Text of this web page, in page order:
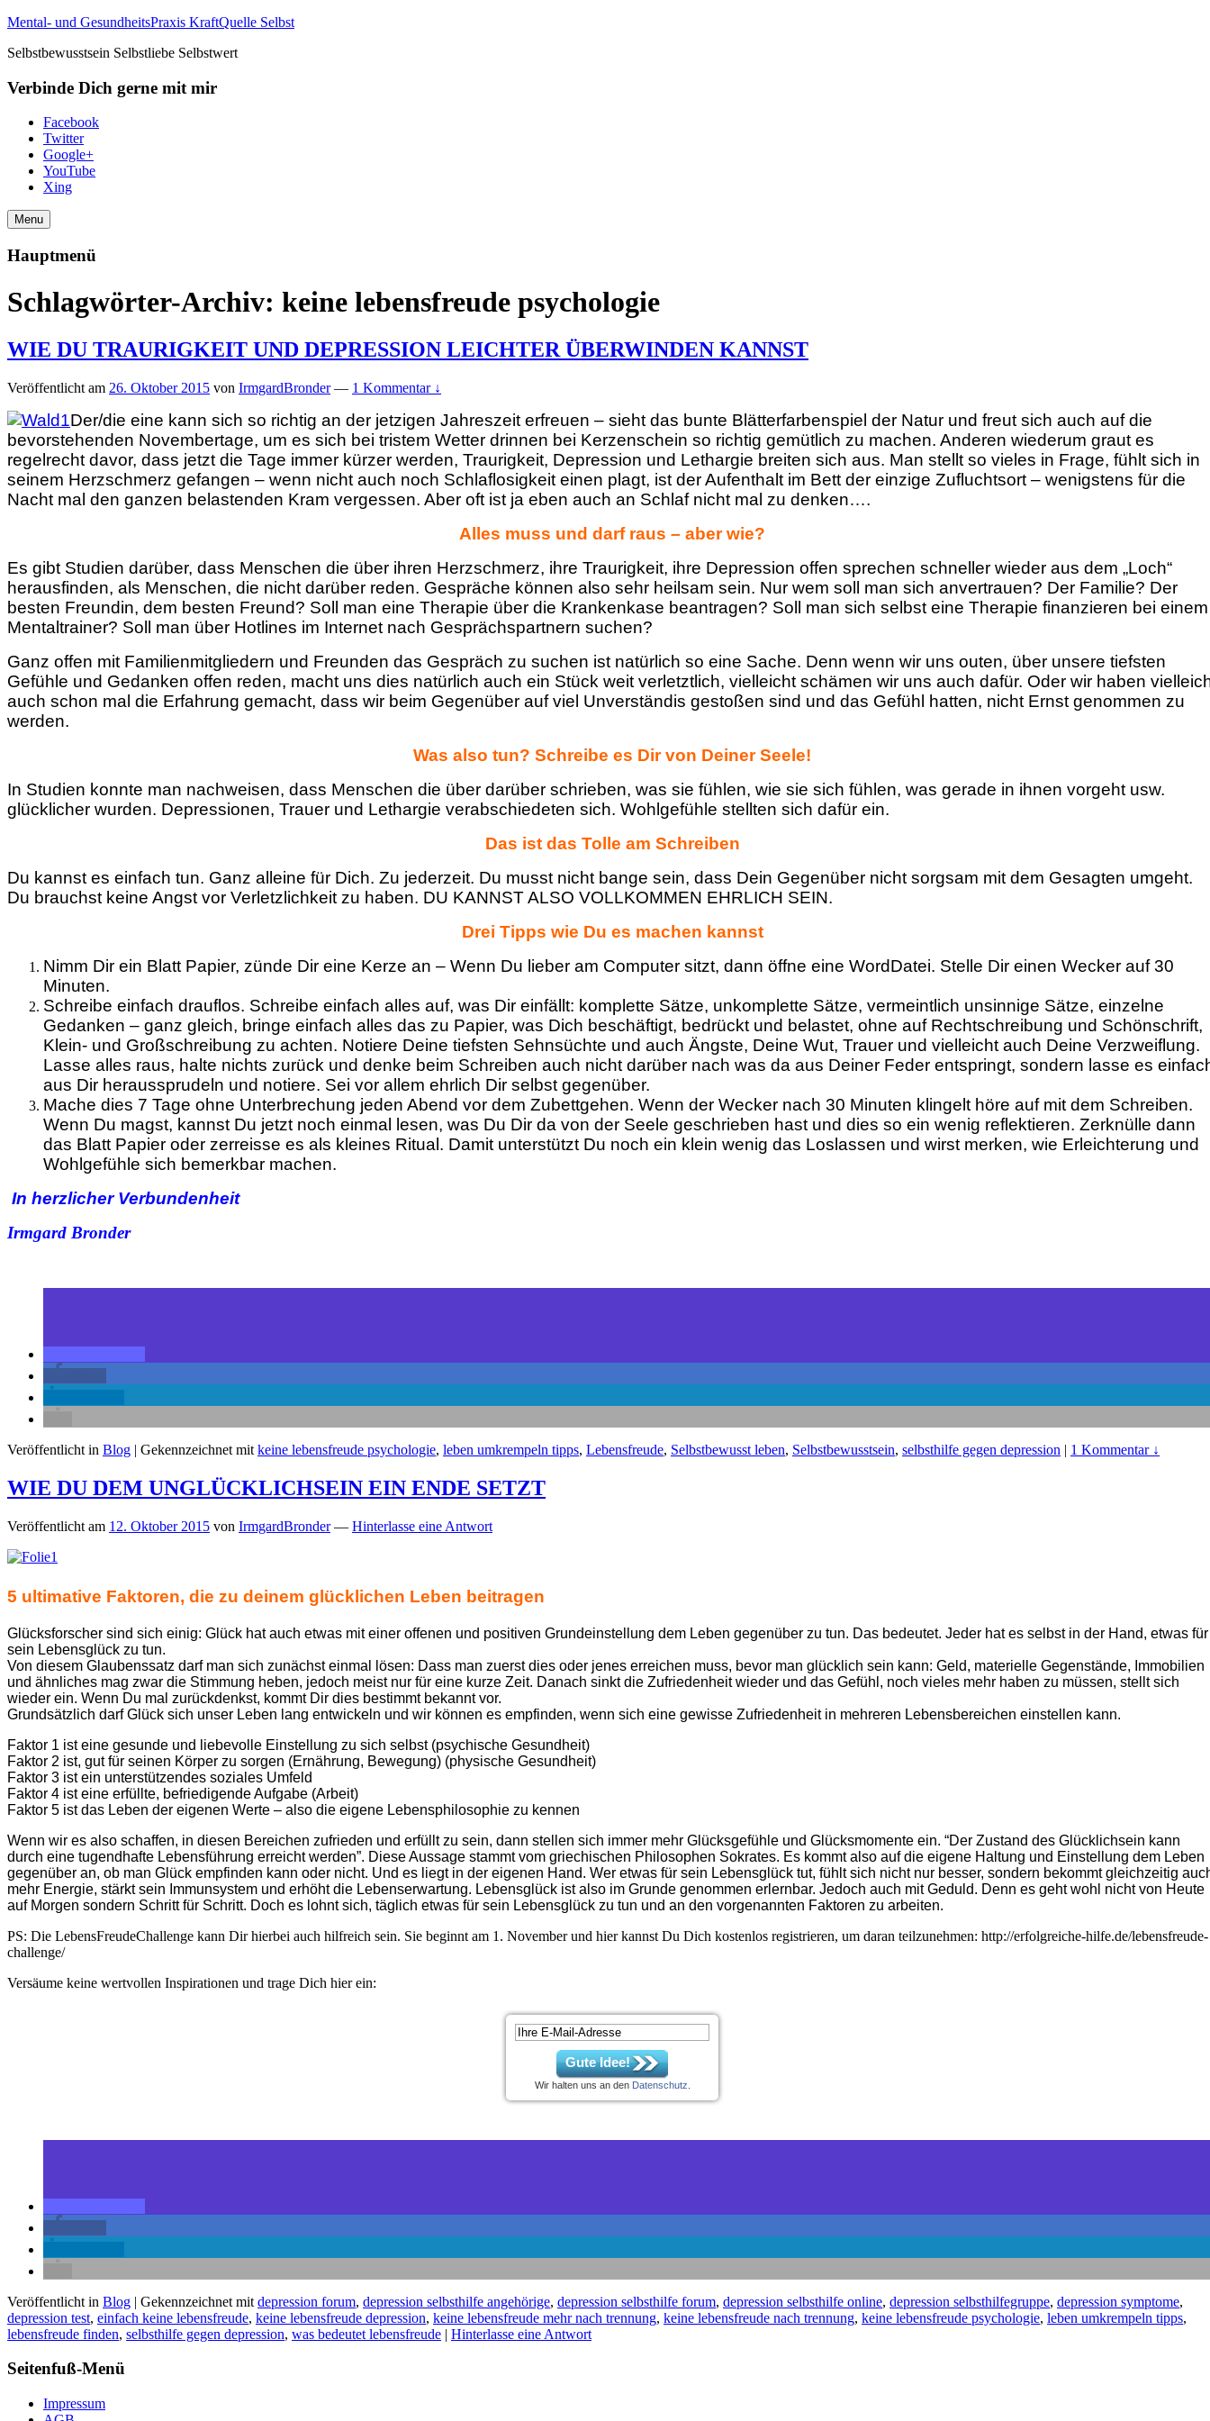
Mental- und GesundheitsPraxis KraftQuelle Selbst
Selbstbewusstsein Selbstliebe Selbstwert
Verbinde Dich gerne mit mir
Facebook
Twitter
Google+
YouTube
Xing
Menu
Hauptmenü
Schlagwörter-Archiv: keine lebensfreude psychologie
WIE DU TRAURIGKEIT UND DEPRESSION LEICHTER ÜBERWINDEN KANNST
Veröffentlicht am 26. Oktober 2015 von IrmgardBronder — 1 Kommentar ↓
Der/die eine kann sich so richtig an der jetzigen Jahreszeit erfreuen – sieht das bunte Blätterfarbenspiel der Natur und freut sich auch auf die
bevorstehenden Novembertage, um es sich bei tristem Wetter drinnen bei Kerzenschein so richtig gemütlich zu machen. Anderen wiederum graut es
regelrecht davor, dass jetzt die Tage immer kürzer werden, Traurigkeit, Depression und Lethargie breiten sich aus. Man stellt so vieles in Frage, fühlt sich in
seinem Herzschmerz gefangen – wenn nicht auch noch Schlaflosigkeit einen plagt, ist der Aufenthalt im Bett der einzige Zufluchtsort – wenigstens für die
Nacht mal den ganzen belastenden Kram vergessen. Aber oft ist ja eben auch an Schlaf nicht mal zu denken….
Alles muss und darf raus – aber wie?
Es gibt Studien darüber, dass Menschen die über ihren Herzschmerz, ihre Traurigkeit, ihre Depression offen sprechen schneller wieder aus dem „Loch“
herausfinden, als Menschen, die nicht darüber reden. Gespräche können also sehr heilsam sein. Nur wem soll man sich anvertrauen? Der Familie? Der
besten Freundin, dem besten Freund? Soll man eine Therapie über die Krankenkase beantragen? Soll man sich selbst eine Therapie finanzieren bei einem
Mentaltrainer? Soll man über Hotlines im Internet nach Gesprächspartnern suchen?
Ganz offen mit Familienmitgliedern und Freunden das Gespräch zu suchen ist natürlich so eine Sache. Denn wenn wir uns outen, über unsere tiefsten
Gefühle und Gedanken offen reden, macht uns dies natürlich auch ein Stück weit verletztlich, vielleicht schämen wir uns auch dafür. Oder wir haben
auch schon mal die Erfahrung gemacht, dass wir beim Gegenüber auf viel Unverständis gestoßen sind und das Gefühl hatten, nicht Ernst genommen zu
werden.
Was also tun? Schreibe es Dir von Deiner Seele!
In Studien konnte man nachweisen, dass Menschen die über darüber schrieben, was sie fühlen, wie sie sich fühlen, was gerade in ihnen vorgeht usw.
glücklicher wurden. Depressionen, Trauer und Lethargie verabschiedeten sich. Wohlgefühle stellten sich dafür ein.
Das ist das Tolle am Schreiben
Du kannst es einfach tun. Ganz alleine für Dich. Zu jederzeit. Du musst nicht bange sein, dass Dein Gegenüber nicht sorgsam mit dem Gesagten umgeht.
Du brauchst keine Angst vor Verletzlichkeit zu haben. DU KANNST ALSO VOLLKOMMEN EHRLICH SEIN.
Drei Tipps wie Du es machen kannst
Nimm Dir ein Blatt Papier, zünde Dir eine Kerze an – Wenn Du lieber am Computer sitzt, dann öffne eine WordDatei. Stelle Dir einen Wecker auf 30
Minuten.
Schreibe einfach drauflos. Schreibe einfach alles auf, was Dir einfällt: komplette Sätze, unkomplette Sätze, vermeintlich unsinnige Sätze, einzelne
Gedanken – ganz gleich, bringe einfach alles das zu Papier, was Dich beschäftigt, bedrückt und belastet, ohne auf Rechtschreibung und Schönschrift,
Klein- und Großschreibung zu achten. Notiere Deine tiefsten Sehnsüchte und auch Ängste, Deine Wut, Trauer und vielleicht auch Deine Verzweiflung.
Lasse alles raus, halte nichts zurück und denke beim Schreiben auch nicht darüber nach was da aus Deiner Feder entspringt, sondern lasse es
aus Dir heraussprudeln und notiere. Sei vor allem ehrlich Dir selbst gegenüber.
Mache dies 7 Tage ohne Unterbrechung jeden Abend vor dem Zubettgehen. Wenn der Wecker nach 30 Minuten klingelt höre auf mit dem Schreiben.
Wenn Du magst, kannst Du jetzt noch einmal lesen, was Du Dir da von der Seele geschrieben hast und dies so ein wenig reflektieren. Zerknülle dann
das Blatt Papier oder zerreisse es als kleines Ritual. Damit unterstützt Du noch ein klein wenig das Loslassen und wirst merken, wie Erleichterung und
Wohlgefühle sich bemerkbar machen.
In herzlicher Verbundenheit
Irmgard Bronder
Veröffentlicht in Blog | Gekennzeichnet mit keine lebensfreude psychologie, leben umkrempeln tipps, Lebensfreude, Selbstbewusst leben, Selbstbewusstsein, selbsthilfe gegen depression | 1 Kommentar ↓
WIE DU DEM UNGLÜCKLICHSEIN EIN ENDE SETZT
Veröffentlicht am 12. Oktober 2015 von IrmgardBronder — Hinterlasse eine Antwort
5 ultimative Faktoren, die zu deinem glücklichen Leben beitragen
Glücksforscher sind sich einig: Glück hat auch etwas mit einer offenen und positiven Grundeinstellung dem Leben gegenüber zu tun. Das bedeutet. Jeder hat es selbst in der Hand, etwas für
sein Lebensglück zu tun.
Von diesem Glaubenssatz darf man sich zunächst einmal lösen: Dass man zuerst dies oder jenes erreichen muss, bevor man glücklich sein kann: Geld, materielle Gegenstände, Immobilien
und ähnliches mag zwar die Stimmung heben, jedoch meist nur für eine kurze Zeit. Danach sinkt die Zufriedenheit wieder und das Gefühl, noch vieles mehr haben zu müssen, stellt sich
wieder ein. Wenn Du mal zurückdenkst, kommt Dir dies bestimmt bekannt vor.
Grundsätzlich darf Glück sich unser Leben lang entwickeln und wir können es empfinden, wenn sich eine gewisse Zufriedenheit in mehreren Lebensbereichen einstellen kann.
Faktor 1 ist eine gesunde und liebevolle Einstellung zu sich selbst (psychische Gesundheit)
Faktor 2 ist, gut für seinen Körper zu sorgen (Ernährung, Bewegung) (physische Gesundheit)
Faktor 3 ist ein unterstützendes soziales Umfeld
Faktor 4 ist eine erfüllte, befriedigende Aufgabe (Arbeit)
Faktor 5 ist das Leben der eigenen Werte – also die eigene Lebensphilosophie zu kennen
Wenn wir es also schaffen, in diesen Bereichen zufrieden und erfüllt zu sein, dann stellen sich immer mehr Glücksgefühle und Glücksmomente ein. “Der Zustand des Glücklichsein kann
durch eine tugendhafte Lebensführung erreicht werden”. Diese Aussage stammt vom griechischen Philosophen Sokrates. Es kommt also auf die eigene Haltung und Einstellung dem Leben
gegenüber an, ob man Glück empfinden kann oder nicht. Und es liegt in der eigenen Hand. Wer etwas für sein Lebensglück tut, fühlt sich nicht nur besser, sondern bekommt gleichzeitig
mehr Energie, stärkt sein Immunsystem und erhöht die Lebenserwartung. Lebensglück ist also im Grunde genommen erlernbar. Jedoch auch mit Geduld. Denn es geht wohl nicht von Heute
auf Morgen sondern Schritt für Schritt. Doch es lohnt sich, täglich etwas für sein Lebensglück zu tun und an den vorgenannten Faktoren zu arbeiten.
PS: Die LebensFreudeChallenge kann Dir hierbei auch hilfreich sein. Sie beginnt am 1. November und hier kannst Du Dich kostenlos registrieren, um daran teilzunehmen: http://erfolgreiche-hilfe.de/lebensfreude-
challenge/
Versäume keine wertvollen Inspirationen und trage Dich hier ein:
Gute Idee!
Wir halten uns an den Datenschutz
Veröffentlicht in Blog | Gekennzeichnet mit depression forum, depression selbsthilfe angehörige, depression selbsthilfe forum, depression selbsthilfe online, depression selbsthilfegruppe, depression symptome,
depression test, einfach keine lebensfreude, keine lebensfreude depression, keine lebensfreude mehr nach trennung, keine lebensfreude nach trennung, keine lebensfreude psychologie, leben umkrempeln tipps,
lebensfreude finden, selbsthilfe gegen depression, was bedeutet lebensfreude | Hinterlasse eine Antwort
Seitenfuß-Menü
Impressum